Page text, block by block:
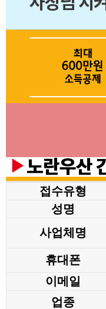
접수유형
성명
사업체명
휴대폰
이메일
업종